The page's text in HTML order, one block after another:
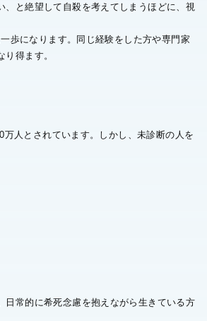
と絶望して自殺を考えてしまうほどに、視
歩になります。同じ経験をした方や専門家
り得ます。
人とされています。しかし、未診断の人を
常的に希死念慮を抱えながら生きている方